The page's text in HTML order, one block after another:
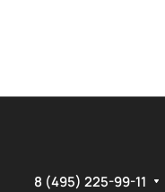
8 (495) 225-99-11